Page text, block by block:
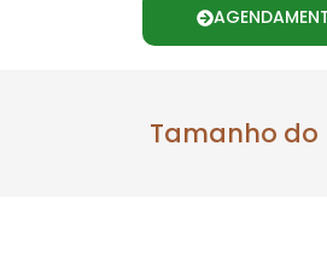
Tamanho do